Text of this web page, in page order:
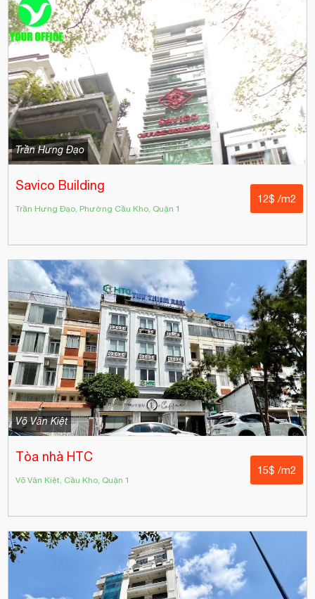
Trần Hưng Đạo
Savico Building
Trần Hưng Đạo, Phường Cầu Kho, Quận 1
12$ /m2
Võ Văn Kiệt
Tòa nhà HTC
Võ Văn Kiệt, Cầu Kho, Quận 1
15$ /m2